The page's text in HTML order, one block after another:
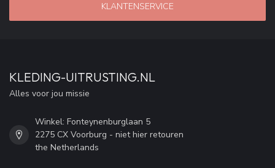
KLANTENSERVICE
KLEDING-UITRUSTING.NL
Alles voor jou missie
Winkel: Fonteynenburglaan 5
2275 CX Voorburg - niet hier retouren
the Netherlands